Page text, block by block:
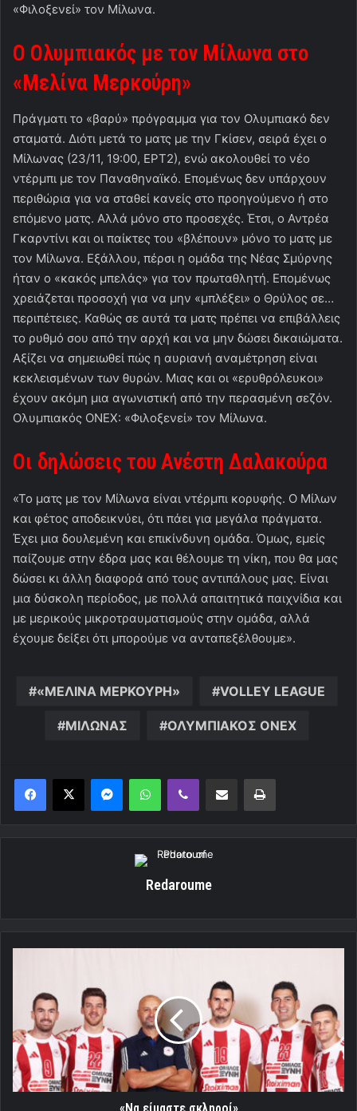
«Φιλοξενεί» τον Μίλωνα.
Ο Ολυμπιακός με τον Μίλωνα στο
«Μελίνα Μερκούρη»
Πράγματι το «βαρύ» πρόγραμμα για τον Ολυμπιακό δεν
σταματά. Διότι μετά το ματς με την Γκίσεν, σειρά έχει ο
Μίλωνας (23/11, 19:00, ΕΡΤ2), ενώ ακολουθεί το νέο
ντέρμπι με τον Παναθηναϊκό. Επομένως δεν υπάρχουν
περιθώρια για να σταθεί κανείς στο προηγούμενο ή στο
επόμενο ματς. Αλλά μόνο στο προσεχές. Έτσι, ο Αντρέα
Γκαρντίνι και οι παίκτες του «βλέπουν» μόνο το ματς με
τον Μίλωνα. Εξάλλου, πέρσι η ομάδα της Νέας Σμύρνης
ήταν ο «κακός μπελάς» για τον πρωταθλητή. Επομένως
χρειάζεται προσοχή για να μην «μπλέξει» ο Θρύλος σε…
περιπέτειες. Καθώς σε αυτά τα ματς πρέπει να επιβάλλεις
το ρυθμό σου από την αρχή και να μην δώσει δικαιώματα.
Αξίζει να σημειωθεί πώς η αυριανή αναμέτρηση είναι
κεκλεισμένων των θυρών. Μιας και οι «ερυθρόλευκοι»
έχουν ακόμη μια αγωνιστική από την περασμένη σεζόν.
Ολυμπιακός ΟΝΕΧ: «Φιλοξενεί» τον Μίλωνα.
Οι δηλώσεις του Ανέστη Δαλακούρα
«Το ματς με τον Μίλωνα είναι ντέρμπι κορυφής. Ο Μίλων
και φέτος αποδεικνύει, ότι πάει για μεγάλα πράγματα.
Έχει μια δουλεμένη και επικίνδυνη ομάδα. Όμως, εμείς
παίζουμε στην έδρα μας και θέλουμε τη νίκη, που θα μας
δώσει κι άλλη διαφορά από τους αντιπάλους μας. Είναι
μια δύσκολη περίοδος, με πολλά απαιτητικά παιχνίδια και
με μερικούς μικροτραυματισμούς στην ομάδα, αλλά
έχουμε δείξει ότι μπορούμε να ανταπεξέλθουμε».
«ΜΕΛΙΝΑ ΜΕΡΚΟΥΡΗ» VOLLEY LEAGUE
ΜΙΛΩΝΑΣ ΟΛΥΜΠΙΑΚΟΣ ONEX
MessengerWhatsAppViber Κοινοποίηση μέσω ηλεκτρονικού ταχυδρομείουΕκτύπωση
Redaroume